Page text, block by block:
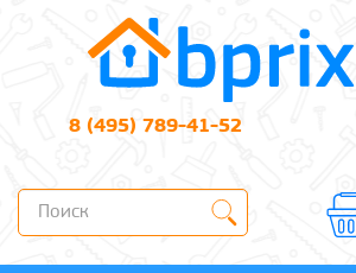
8 (495) 789-41-52